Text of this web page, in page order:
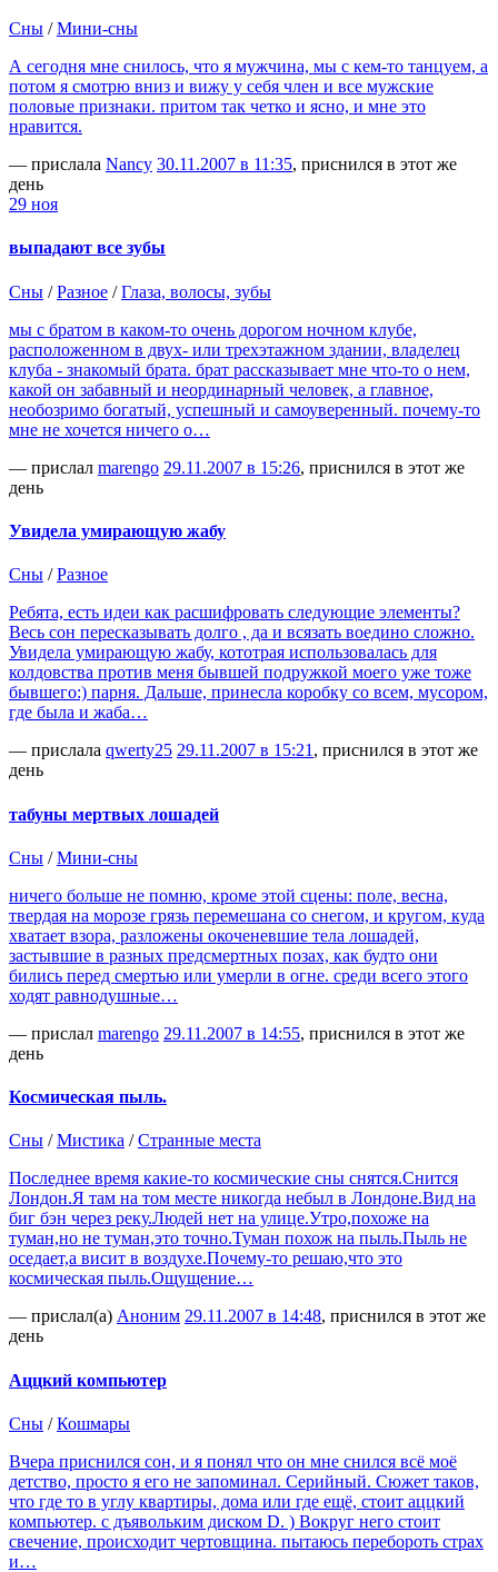
Сны /Мини-сны
А сегодня мне снилось, что я мужчина, мы с кем-то танцуем, а
потом я смотрю вниз и вижу у себя член и все мужские
половые признаки. притом так четко и ясно, и мне это
нравится.
— прислала Nancy 30.11.2007 в 11:35, приснился в этот же
день
29 ноя
выпадают все зубы
Сны /Разное /Глаза, волосы, зубы
мы с братом в каком-то очень дорогом ночном клубе,
расположенном в двух- или трехэтажном здании, владелец
клуба - знакомый брата. брат рассказывает мне что-то о нем,
какой он забавный и неординарный человек, а главное,
необозримо богатый, успешный и самоуверенный. почему-то
мне не хочется ничего о…
— прислал marengo 29.11.2007 в 15:26, приснился в этот же
день
Увидела умирающую жабу
Сны /Разное
Ребята, есть идеи как расшифровать следующие элементы?
Весь сон пересказывать долго , да и всязать воедино сложно.
Увидела умирающую жабу, кототрая использовалась для
колдовства против меня бывшей подружкой моего уже тоже
бывшего:) парня. Дальше, принесла коробку со всем, мусором,
где была и жаба…
— прислала qwerty25 29.11.2007 в 15:21 , приснился в этот же
день
табуны мертвых лошадей
Сны /Мини-сны
ничего больше не помню, кроме этой сцены: поле, весна,
твердая на морозе грязь перемешана со снегом, и кругом, куда
хватает взора, разложены окоченевшие тела лошадей,
застывшие в разных предсмертных позах, как будто они
бились перед смертью или умерли в огне. среди всего этого
ходят равнодушные…
— прислал marengo 29.11.2007 в 14:55, приснился в этот же
день
Космическая пыль.
Сны /Мистика /Странные места
Последнее время какие-то космические сны снятся.Снится
Лондон.Я там на том месте никогда небыл в Лондоне.Вид на
биг бэн через реку.Людей нет на улице.Утро,похоже на
туман,но не туман,это точно.Туман похож на пыль.Пыль не
оседает,а висит в воздухе.Почему-то решаю,что это
космическая пыль.Ощущение…
— прислал(а) Аноним 29.11.2007 в 14:48, приснился в этот же
день
Аццкий компьютер
Сны /Кошмары
Вчера приснился сон, и я понял что он мне снился всё моё
детство, просто я его не запоминал. Серийный. Сюжет таков,
что где то в углу квартиры, дома или где ещё, стоит аццкий
компьютер. с дъявольким диском D. ) Вокруг него стоит
свечение, происходит чертовщина. пытаюсь перебороть страх
и…